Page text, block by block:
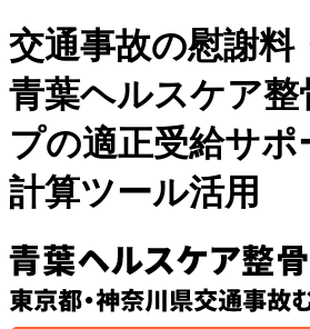
交通事故の慰謝料
青葉ヘルスケア整
プの適正受給サポ
計算ツール活用